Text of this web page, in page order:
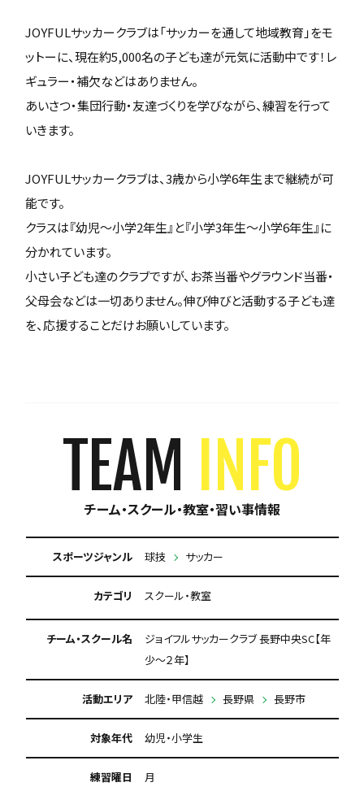
JOYFULサッカークラブは「サッカーを通して地域教育」をモ
ットーに、現在約5,000名の子ども達が元気に活動中です！レ
ギュラー・補欠などはありません。
あいさつ・集団行動・友達づくりを学びながら、練習を行って
いきます。
JOYFULサッカークラブは、3歳から小学6年生まで継続が可
能です。
クラスは『幼児～小学2年生』と『小学3年生～小学6年生』に
分かれています。
小さい子ども達のクラブですが、お茶当番やグラウンド当番・
父母会などは一切ありません。伸び伸びと活動する子ども達
を、応援することだけお願いしています。
TEAM INFO
チーム・スクール・教室・習い事情報
スポーツジャンル 球技 サッカー
カテゴリ スクール・教室
チーム・スクール名
ジョイフルサッカークラブ 長野中央SC【年
少～２年】
活動エリア 北陸・甲信越 長野県 長野市
対象年代 幼児・小学生
練習曜日 月